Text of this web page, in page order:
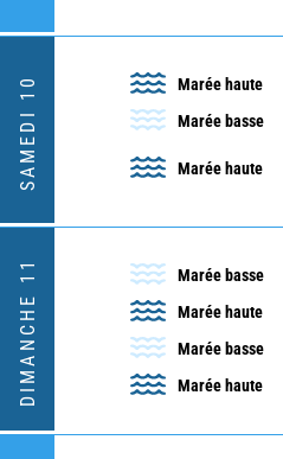
SAMEDI 10 Marée haute
Marée basse
Marée haute
DIMANCHE 11 Marée basse
Marée haute
Marée basse
Marée haute